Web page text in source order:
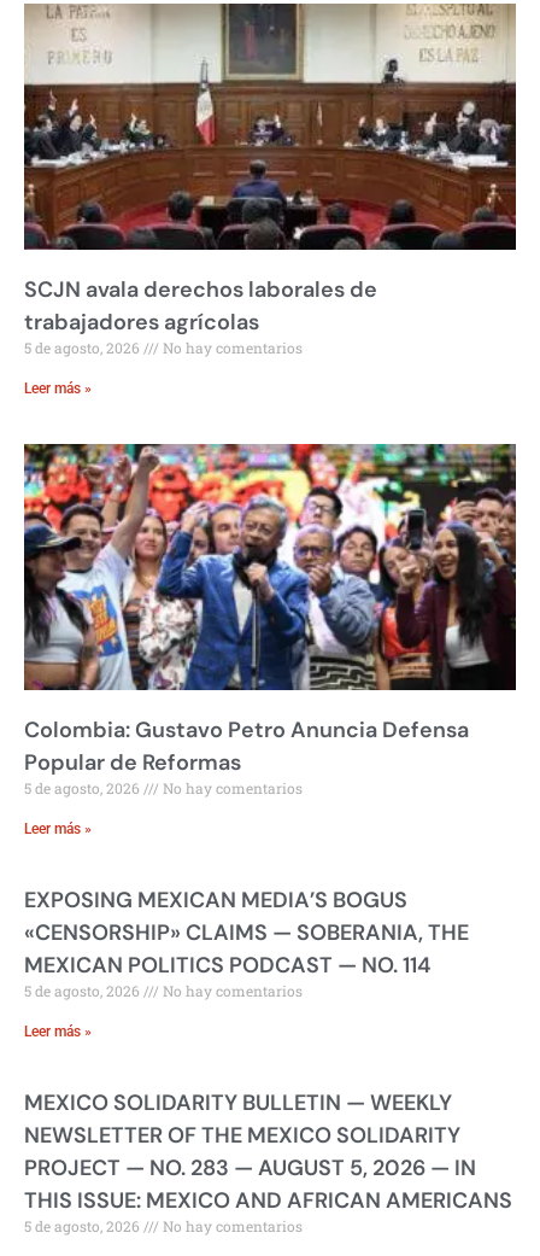
SCJN avala derechos laborales de
trabajadores agrícolas
5 de agosto, 2026 No hay comentarios
Leer más »
Colombia: Gustavo Petro Anuncia Defensa
Popular de Reformas
5 de agosto, 2026 No hay comentarios
Leer más »
EXPOSING MEXICAN MEDIA’S BOGUS
«CENSORSHIP» CLAIMS — SOBERANIA, THE
MEXICAN POLITICS PODCAST — NO. 114
5 de agosto, 2026 No hay comentarios
Leer más »
MEXICO SOLIDARITY BULLETIN — WEEKLY
NEWSLETTER OF THE MEXICO SOLIDARITY
PROJECT — NO. 283 — AUGUST 5, 2026 — IN
THIS ISSUE: MEXICO AND AFRICAN AMERICANS
5 de agosto, 2026 No hay comentarios